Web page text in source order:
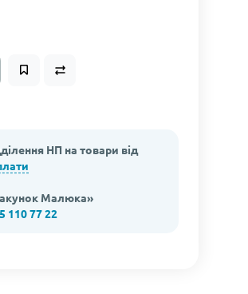
НП на товари від
Малюка»
110 77 22